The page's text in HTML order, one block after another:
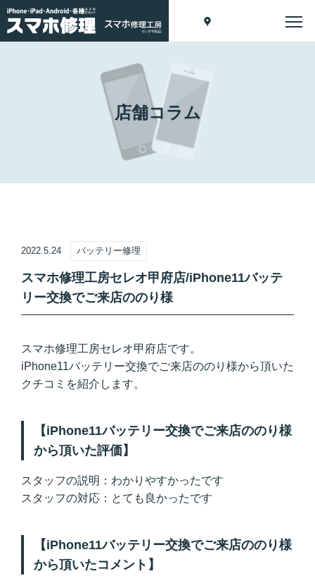
店舗コラム
2022.5.24 バッテリー修理
スマホ修理工房セレオ甲府店/iPhone11バッテ
リー交換でご来店ののり様
スマホ修理工房セレオ甲府店です。
iPhone11バッテリー交換でご来店ののり様から頂いた
クチコミを紹介します。
【iPhone11バッテリー交換でご来店ののり様
から頂いた評価】
スタッフの説明：わかりやすかったです
スタッフの対応：とても良かったです
【iPhone11バッテリー交換でご来店ののり様
から頂いたコメント】